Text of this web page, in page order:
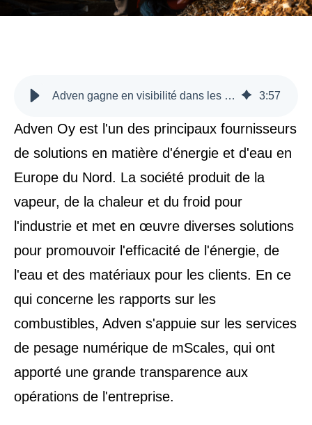
Adven gagne en visibilité dans les flux de matières du secteur de l'énergie grâce à mScales 3:57
Adven Oy est l'un des principaux fournisseurs
de solutions en matière d'énergie et d'eau en
Europe du Nord. La société produit de la
vapeur, de la chaleur et du froid pour
l'industrie et met en œuvre diverses solutions
pour promouvoir l'efficacité de l'énergie, de
l'eau et des matériaux pour les clients. En ce
qui concerne les rapports sur les
combustibles, Adven s'appuie sur les services
de pesage numérique de mScales, qui ont
apporté une grande transparence aux
opérations de l'entreprise.